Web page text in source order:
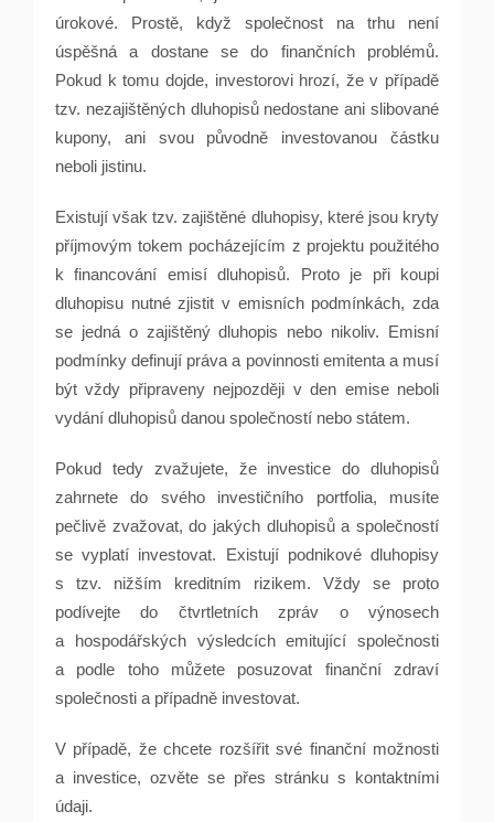
úrokové. Prostě, když společnost na trhu není
úspěšná a dostane se do finančních problémů.
Pokud k tomu dojde, investorovi hrozí, že v případě
tzv. nezajištěných dluhopisů nedostane ani slibované
kupony, ani svou původně investovanou částku
neboli jistinu.
Existují však tzv. zajištěné dluhopisy, které jsou kryty
příjmovým tokem pocházejícím z projektu použitého
k financování emisí dluhopisů. Proto je při koupi
dluhopisu nutné zjistit v emisních podmínkách, zda
se jedná o zajištěný dluhopis nebo nikoliv. Emisní
podmínky definují práva a povinnosti emitenta a musí
být vždy připraveny nejpozději v den emise neboli
vydání dluhopisů danou společností nebo státem.
Pokud tedy zvažujete, že investice do dluhopisů
zahrnete do svého investičního portfolia, musíte
pečlivě zvažovat, do jakých dluhopisů a společností
se vyplatí investovat. Existují podnikové dluhopisy
s tzv. nižším kreditním rizikem. Vždy se proto
podívejte do čtvrtletních zpráv o výnosech
a hospodářských výsledcích emitující společnosti
a podle toho můžete posuzovat finanční zdraví
společnosti a případně investovat.
V případě, že chcete rozšířit své finanční možnosti
a investice, ozvěte se přes stránku s kontaktními
údaji.